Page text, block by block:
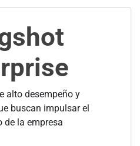
alto desempeño y
buscan impulsar el
de la empresa